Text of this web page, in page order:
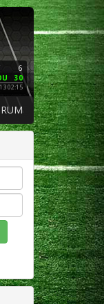
6
30
02:15
16
NE
3
LAC
01/12 02:00
PHI
SF
01/11